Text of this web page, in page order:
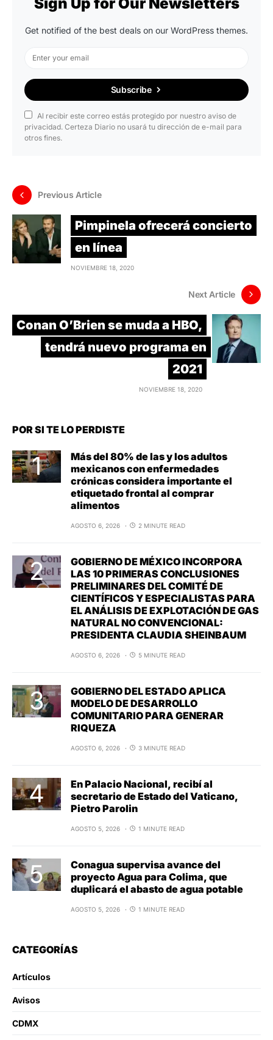
Get notified of the best deals on our WordPress themes.
Subscribe
Al recibir este correo estás protegido por nuestro aviso de
privacidad. Certeza Diario no usará tu dirección de e-mail para
otros fines.
Previous Article
Pimpinela ofrecerá concierto
en línea
NOVIEMBRE 18, 2020
Next Article
Conan O’Brien se muda a HBO,
tendrá nuevo programa en
2021
NOVIEMBRE 18, 2020
POR SI TE LO PERDISTE
Más del 80% de las y los adultos
mexicanos con enfermedades
crónicas considera importante el
etiquetado frontal al comprar
alimentos
AGOSTO 6, 2026 2 MINUTE READ
GOBIERNO DE MÉXICO INCORPORA
LAS 10 PRIMERAS CONCLUSIONES
PRELIMINARES DEL COMITÉ DE
CIENTÍFICOS Y ESPECIALISTAS PARA
EL ANÁLISIS DE EXPLOTACIÓN DE GAS
NATURAL NO CONVENCIONAL:
PRESIDENTA CLAUDIA SHEINBAUM
AGOSTO 6, 2026 5 MINUTE READ
GOBIERNO DEL ESTADO APLICA
MODELO DE DESARROLLO
COMUNITARIO PARA GENERAR
RIQUEZA
AGOSTO 6, 2026 3 MINUTE READ
En Palacio Nacional, recibí al
secretario de Estado del Vaticano,
Pietro Parolin
AGOSTO 5, 2026 1 MINUTE READ
Conagua supervisa avance del
proyecto Agua para Colima, que
duplicará el abasto de agua potable
AGOSTO 5, 2026 1 MINUTE READ
CATEGORÍAS
Artículos
Avisos
CDMX